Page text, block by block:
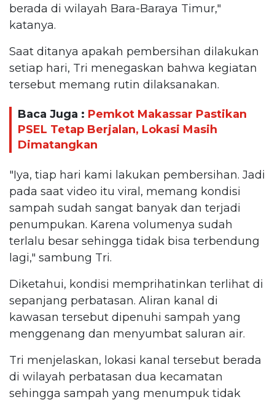
berada di wilayah Bara-Baraya Timur,"
katanya.
Saat ditanya apakah pembersihan dilakukan
setiap hari, Tri menegaskan bahwa kegiatan
tersebut memang rutin dilaksanakan.
Baca Juga : Pemkot Makassar Pastikan
PSEL Tetap Berjalan, Lokasi Masih
Dimatangkan
"Iya, tiap hari kami lakukan pembersihan. Jadi
pada saat video itu viral, memang kondisi
sampah sudah sangat banyak dan terjadi
penumpukan. Karena volumenya sudah
terlalu besar sehingga tidak bisa terbendung
lagi," sambung Tri.
Diketahui, kondisi memprihatinkan terlihat di
sepanjang perbatasan. Aliran kanal di
kawasan tersebut dipenuhi sampah yang
menggenang dan menyumbat saluran air.
Tri menjelaskan, lokasi kanal tersebut berada
di wilayah perbatasan dua kecamatan
sehingga sampah yang menumpuk tidak